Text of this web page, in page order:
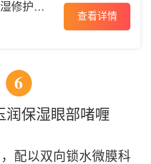
修护眼
查看详情
6
润保湿眼部啫喱
配以双向锁水微膜科